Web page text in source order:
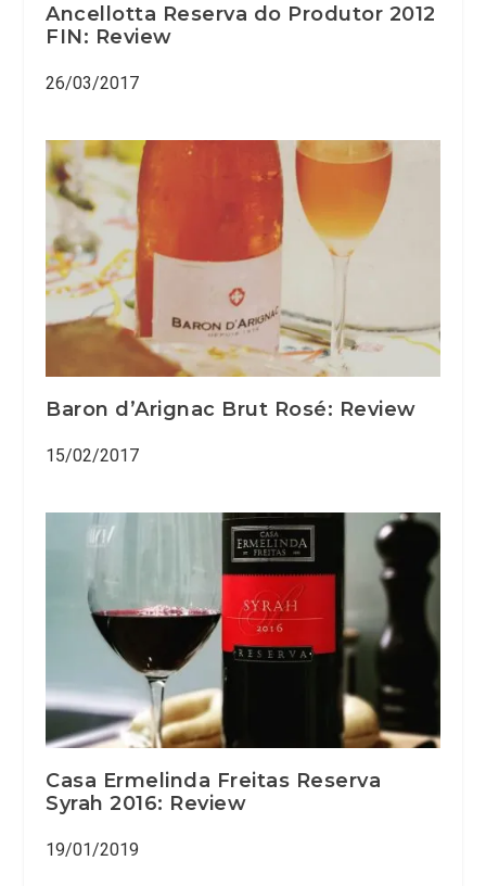
Ancellotta Reserva do Produtor 2012
FIN: Review
26/03/2017
Baron d’Arignac Brut Rosé: Review
15/02/2017
Casa Ermelinda Freitas Reserva
Syrah 2016: Review
19/01/2019